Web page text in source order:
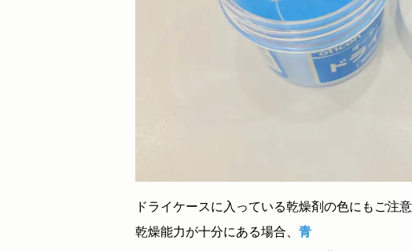
ドライケースに入っている乾燥剤の色にもご注意
乾燥能力が十分にある場合、 青